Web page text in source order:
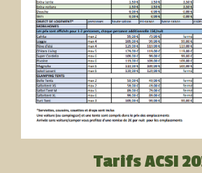
Tarifs ACSI